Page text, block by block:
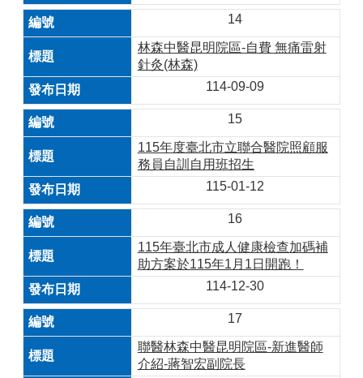
14
林森中醫昆明院區-自費 無痛雷射
針灸(林森)
114-09-09
15
115年度臺北市立聯合醫院照顧服
務員自訓自用班招生
115-01-12
16
115年臺北市成人健康檢查加碼補
助方案於115年1月1日開跑！
114-12-30
17
聯醫林森中醫昆明院區-新進醫師
介紹-蔣智宏副院長